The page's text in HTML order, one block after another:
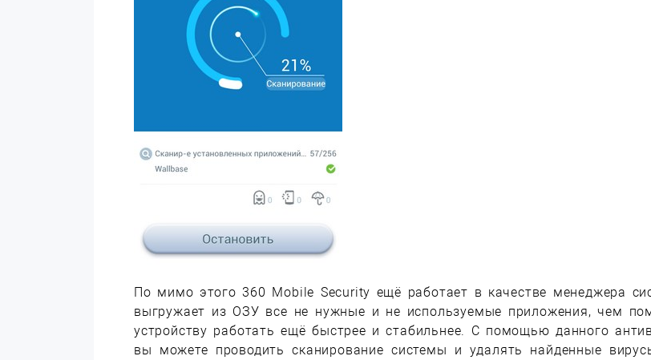
По мимо этого 360 Mobile Security ещё работает в качестве менеджера
выгружает из ОЗУ все не нужные и не используемые приложения, чем
устройству работать ещё быстрее и стабильнее. С помощью данного
вы можете проводить сканирование системы и удалять найденные